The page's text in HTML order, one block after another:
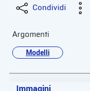
Condividi
Argomenti
Modelli
Immagini